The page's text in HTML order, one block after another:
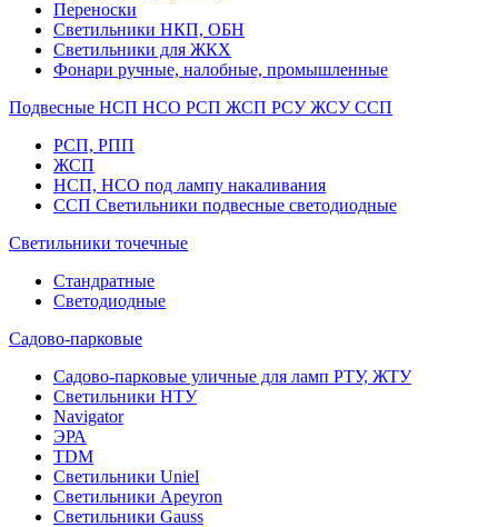
Переноски
Светильники НКП, ОБН
Светильники для ЖКХ
Фонари ручные, налобные, промышленные
Подвесные НСП НСО РСП ЖСП РСУ ЖСУ ССП
РСП, РПП
ЖСП
НСП, НСО под лампу накаливания
ССП Светильники подвесные светодиодные
Светильники точечные
Стандратные
Светодиодные
Садово-парковые
Садово-парковые уличные для ламп РТУ, ЖТУ
Светильники НТУ
Navigator
ЭРА
TDM
Светильники Uniel
Светильники Apeyron
Светильники Gauss